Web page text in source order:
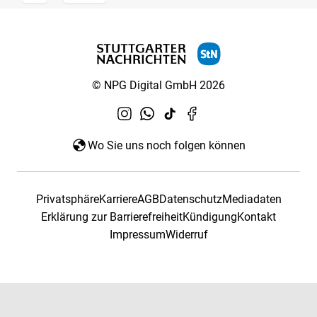
© NPG Digital GmbH 2026
Wo Sie uns noch folgen können
PrivatsphäreKarriereAGBDatenschutzMediadaten
Erklärung zur BarrierefreiheitKündigungKontakt
ImpressumWiderruf